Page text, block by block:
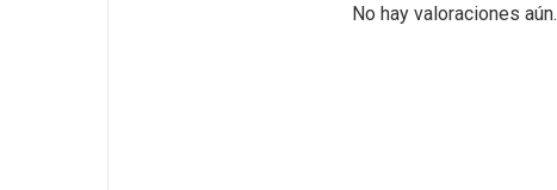
No hay valoraciones aún.